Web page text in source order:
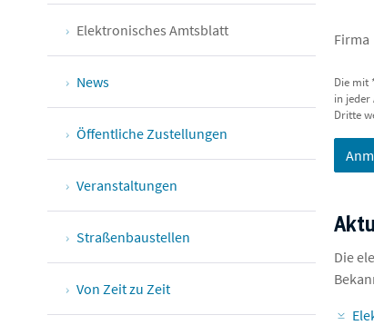
Elektronisches Amtsblatt
News
Öffentliche Zustellungen
Veranstaltungen
Straßenbaustellen
Von Zeit zu Zeit
Firma
Die mit
in jeder
Dritte
Die